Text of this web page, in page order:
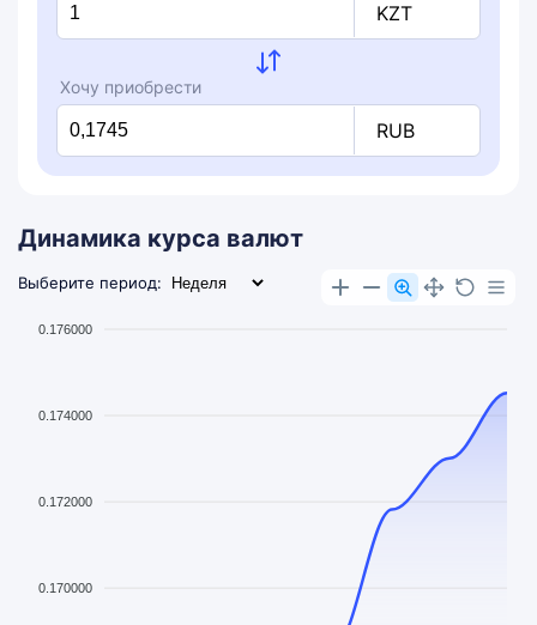
KZT
Хочу приобрести
RUB
Динамика курса валют
Выберите период:
0.176000
0.174000
0.172000
0.170000